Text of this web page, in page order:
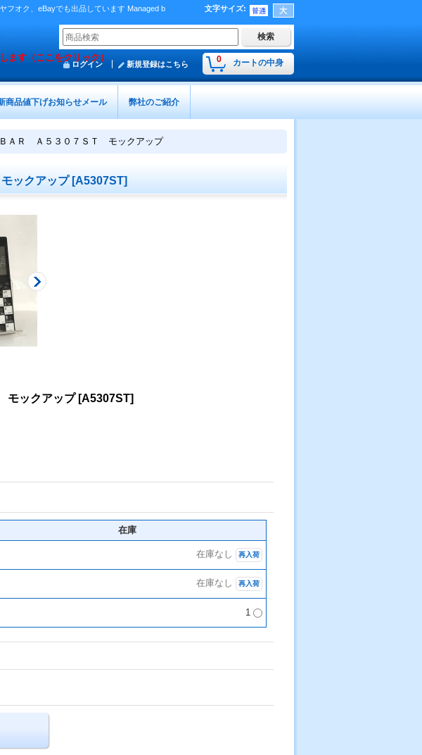
オク、eBayでも出品しています Managed b
文字サイズ:
ます（ここをクリック） 0 カートの中身
ログイン 新規登録はこちら
商品値下げお知らせメール 弊社のご紹介
ＡＲ Ａ５３０７ＳＴ モックアップ
ックアップ [A5307ST]
ックアップ [A5307ST]
在庫
在庫なし 再入荷
在庫なし 再入荷
1